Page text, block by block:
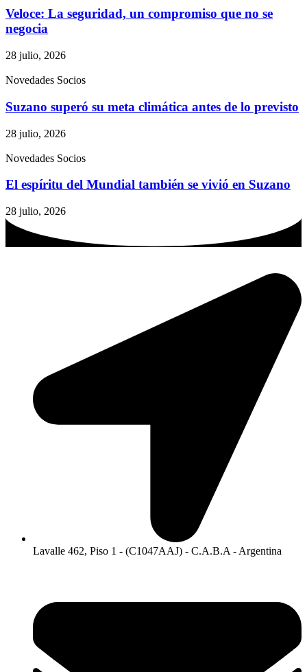
Veloce: La seguridad, un compromiso que no se
negocia
28 julio, 2026
Novedades Socios
Suzano superó su meta climática antes de lo previsto
28 julio, 2026
Novedades Socios
El espíritu del Mundial también se vivió en Suzano
28 julio, 2026
Lavalle 462, Piso 1 - (C1047AAJ) - C.A.B.A - Argentina